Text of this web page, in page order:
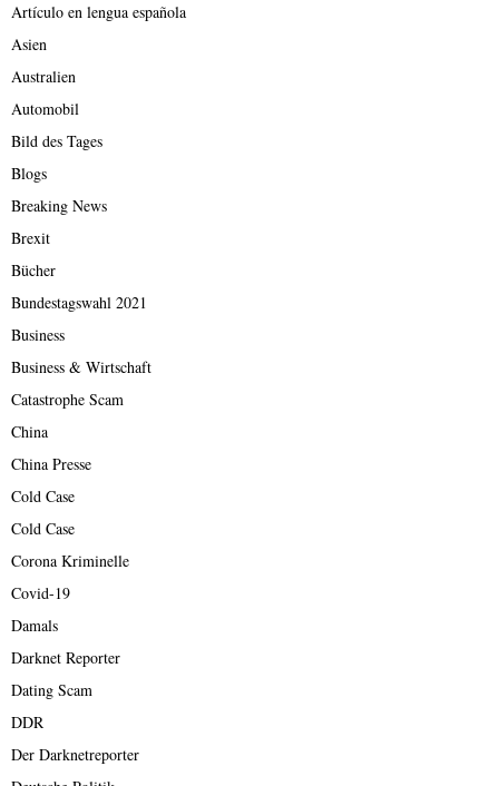
Artículo en lengua española
Asien
Australien
Automobil
Bild des Tages
Blogs
Breaking News
Brexit
Bücher
Bundestagswahl 2021
Business
Business & Wirtschaft
Catastrophe Scam
China
China Presse
Cold Case
Cold Case
Corona Kriminelle
Covid-19
Damals
Darknet Reporter
Dating Scam
DDR
Der Darknetreporter